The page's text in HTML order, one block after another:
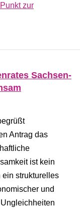
zur
Sachsen-
Antrag das
ist kein
strukturelles
und